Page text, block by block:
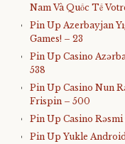
Nam Và Quốc Tế
Pin Up Azerbayjan
Games! – 23
Pin Up Casino
538
Pin Up Casino Nun
Frispin – 500
Pin Up Casino Rəsmi
Pin Up Yukle